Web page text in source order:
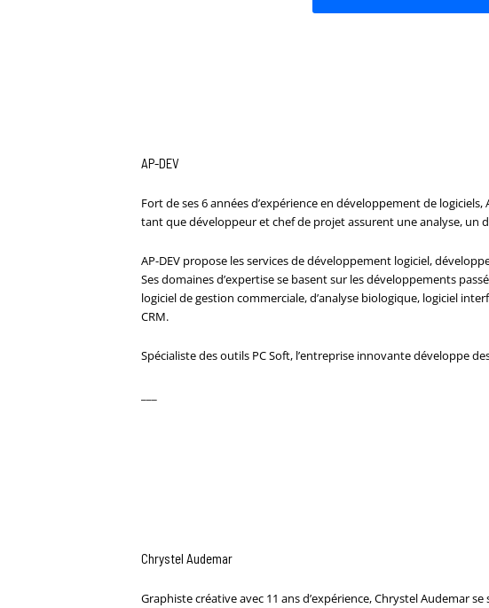
AP-DEV
Fort de ses 6 années d’expérience en développement de
tant que développeur et chef de projet assurent une analyse, un
AP-DEV propose les services de développement logiciel,
Ses domaines d’expertise se basent sur les développements
logiciel de gestion commerciale, d’analyse biologique, logiciel
CRM.
Spécialiste des outils PC Soft, l’entreprise innovante développe
Chrystel Audemar
Graphiste créative avec 11 ans d’expérience, Chrystel Audemar